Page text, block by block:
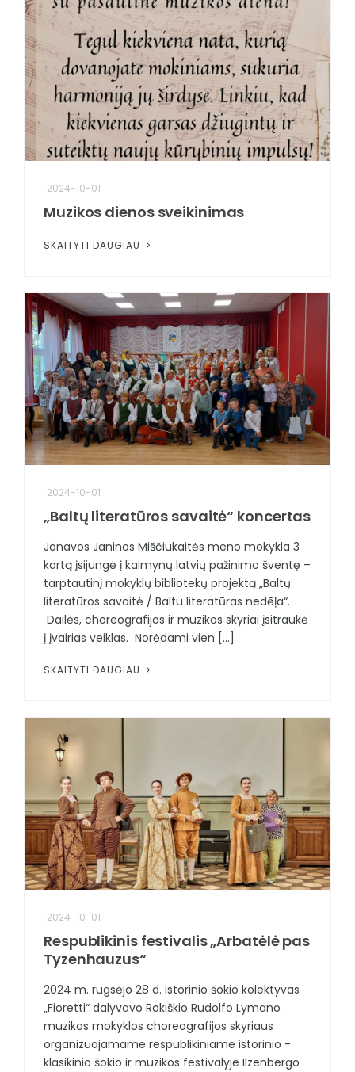
2024-10-01
Muzikos dienos sveikinimas
SKAITYTI DAUGIAU
2024-10-01
„Baltų literatūros savaitė“ koncertas
Jonavos Janinos Miščiukaitės meno mokykla 3
kartą įsijungė į kaimynų latvių pažinimo šventę –
tarptautinį mokyklų bibliotekų projektą „Baltų
literatūros savaitė / Baltu literatūras nedēļa“.
Dailės, choreografijos ir muzikos skyriai įsitraukė
į įvairias veiklas. Norėdami vien [...]
SKAITYTI DAUGIAU
2024-10-01
Respublikinis festivalis „Arbatėlė pas
Tyzenhauzus“
2024 m. rugsėjo 28 d. istorinio šokio kolektyvas
„Fioretti“ dalyvavo Rokiškio Rudolfo Lymano
muzikos mokyklos choreografijos skyriaus
organizuojamame respublikiniame istorinio -
klasikinio šokio ir muzikos festivalyje Ilzenbergo